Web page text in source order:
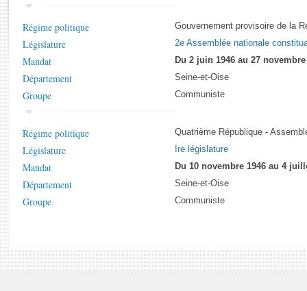
Régime politique Gouvernement provisoire de la
Législature 2e Assemblée nationale
Mandat Du 2 juin 1946 au 27 novembre
Département Seine-et-Oise
Groupe Communiste
Régime politique Quatrième République -
Législature Ire législature
Mandat Du 10 novembre 1946 au 4
Département Seine-et-Oise
Groupe Communiste